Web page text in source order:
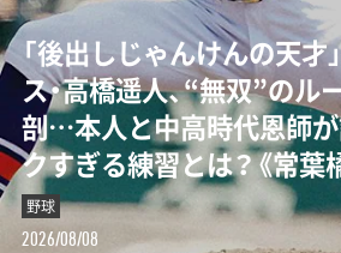
「“0－0信仰”を払拭せよ」
ロヴィッチが注目する3人
者とは？「松橋力蔵さんは
ンタビュー】
サッカー
2026/08/08
「後出しじゃんけんの天才
ス・高橋遥人、“無双”のル
剖…本人と中高時代恩師
クすぎる練習とは？《常葉
野球
2026/08/08
ダルビッシュの夏を終わ
22年後に浮かべた“笑顔”
とは？《最強右腕「甲子園
の真実》
野球
2026/08/07
「女の子が男装して校内へ
斎藤佑樹が語る甲子園フ
の夏の匂い”「早実は横浜
した」《スペシャル対談》
野球
2026/08/06